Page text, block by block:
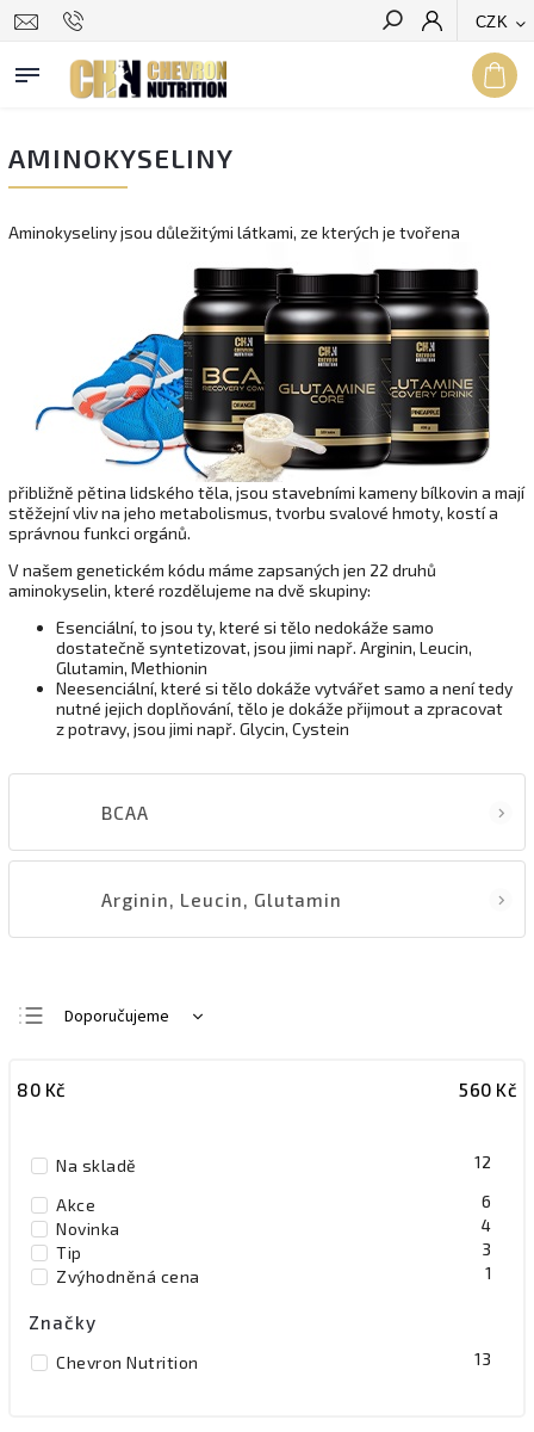
CZK
Hledat
AMINOKYSELINY
Aminokyseliny jsou důležitými látkami, ze kterých je tvořena
přibližně pětina lidského těla, jsou stavebními kameny bílkovin a mají
stěžejní vliv na jeho metabolismus, tvorbu svalové hmoty, kostí a
správnou funkci orgánů.
V našem genetickém kódu máme zapsaných jen 22 druhů
aminokyselin, které rozdělujeme na dvě skupiny:
Esenciální, to jsou ty, které si tělo nedokáže samo
dostatečně syntetizovat, jsou jimi např. Arginin, Leucin,
Glutamin, Methionin
Neesenciální, které si tělo dokáže vytvářet samo a není tedy
nutné jejich doplňování, tělo je dokáže přijmout a zpracovat
z potravy, jsou jimi např. Glycin, Cystein
BCAA
Arginin, Leucin, Glutamin
Doporučujeme
Abecedně
80 Kč 560 Kč
Na skladě 12
Akce 6
Novinka 4
Tip 3
Zvýhodněná cena 1
Značky
Chevron Nutrition 13